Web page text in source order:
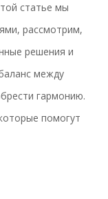
статье мы
рассмотрим,
решения и
между
гармонию.
помогут